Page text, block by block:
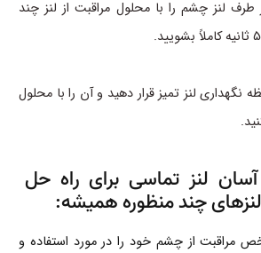
طرف لنز چشم را با محلول مراقبت از لنز چند
لنز تمیز قرار دهید و آن را با محلول
لنز تماسی برای راه حل
چند منظوره همیشه:
مراقبت از چشم خود را در مورد استفاده و